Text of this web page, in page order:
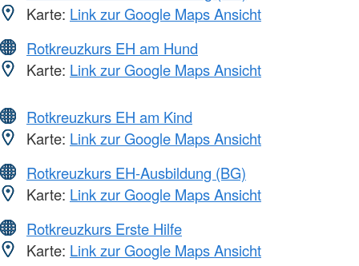
Karte: Link zur Google Maps Ansicht
Rotkreuzkurs EH am Hund
Karte: Link zur Google Maps Ansicht
Rotkreuzkurs EH am Kind
Karte: Link zur Google Maps Ansicht
Rotkreuzkurs EH-Ausbildung (BG)
Karte: Link zur Google Maps Ansicht
Rotkreuzkurs Erste Hilfe
Karte: Link zur Google Maps Ansicht